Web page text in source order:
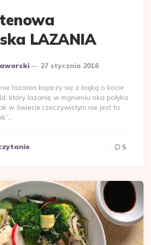
LAZANIA
27 stycznia 2016
lazania kojarzy się z bajką o kocie
który lazanię w mgnieniu oka połyka
w świecie rzeczywistym nie jest to
5